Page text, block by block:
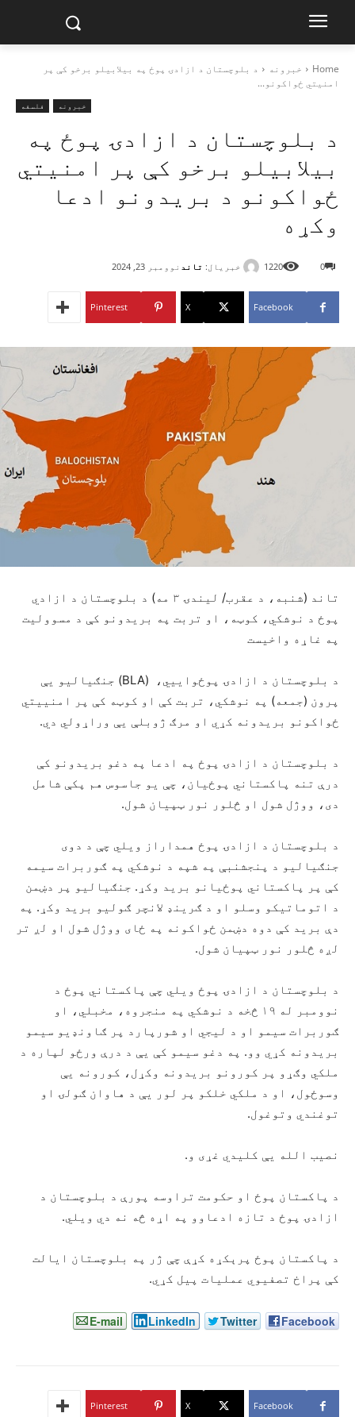
Home خبرونه
د بلوچستان د ازادۍ پوځ په بیلابیلو برخو کې پر
امنیتي ځواکونو...
خبرونه فلسفه
د بلوچستان د ازادۍ پوځ په
بیلابیلو برخو کې پر امنیتي
ځواکونو د بریدونو ادعا
وکړه
خبریال: تاند نوومبر 23, 2024 0
1220
Facebook
X
Pinterest
تاند (شنبه، د عقرب/ لیندۍ ۳ مه) د بلوچستان د ازادي
پوځ د نوشکي، کوټه، او تربت په بریدونو کې د مسوولیت
په غاړه واخیست
د بلوچستان د ازادۍ پوځواييي، (BLA) جنګیالیو یې
پرون (جمعه) په نوشکي، تربت کې او کوټه کې پر امنییتي
ځواکونو بریدونه کړي او مرګ ژوبلې یې وراړولي دي.
د بلوچستان د ازادۍ پوځ په ادعا په دغو بریدونو کې
درې تنه پاکستاني پوځیان، چې یو جاسوس هم پکې شامل
دی، ووژل شول او څلور نور ټپیان شول.
د بلوچستان د ازادۍ پوځ همداراز ویلي چې د دوی
جنګیالیو د پنجشنبې په شپه د نوشکي په ګوربرات سیمه
کې پر پاکستاني پوځیانو برید وکړ. جنګیالیو پر دښمن
د اتوماتیکو وسلو او د ګرینډ لانچر ګولیو برید وکړ. په
دې برید کې دوه دښمن ځواکونه په ځای ووژل شول او لږ تر
لږه څلور نور ټپیان شول.
د بلوچستان د ازادۍ پوځ ویلي چې پاکستاني پوځ د
نوومبر له ۱۹ څخه د نوشکي په منجروه، مخبلي، او
ګوربرات سیمو او د لیجي او شورپارد پر ګاونډیو سیمو
بریدونه کړي وو. په دغو سیمو کې یې د درې ورځو لپاره د
ملکي وګړو پر کورونو بریدونه وکړل، کورونه یې
وسوځول، او د ملکي خلکو پر لور یې د هاوان ګولۍ او
توغندي وتوغول.
نصیب الله یې کلیدي غړی و.
د پاکستان پوځ او حکومت تراوسه پورې د بلوچستان د
ازادۍ پوځ د تازه ادعاوو په اړه څه نه دي ویلي.
د پاکستان پوځ پرېکړه کړې چې ژر په بلوچستان ایالت
کې پراخ تصفیوي عملیات پیل کړي.
Facebook
Twitter
LinkedIn
E-mail
Facebook
X
Pinterest